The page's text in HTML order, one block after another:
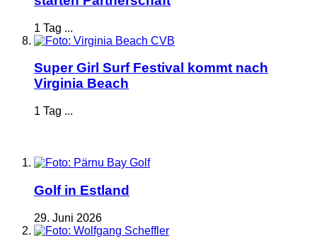
1 Tag ...
Super Girl Surf Festival kommt nach
Virginia Beach
1 Tag ...
Golf in Estland
29. Juni 2026